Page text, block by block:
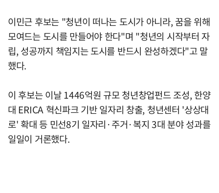
이민근 후보는 "청년이 떠나는 도시가 아니라, 꿈을 위해
모여드는 도시를 만들어야 한다"며 "청년의 시작부터 자
립, 성공까지 책임지는 도시를 반드시 완성하겠다"고 말
했다.
이 후보는 이날 1446억원 규모 청년창업펀드 조성, 한양
대 ERICA 혁신파크 기반 일자리 창출, 청년센터 '상상대
로' 확대 등 민선8기 일자리·주거·복지 3대 분야 성과를
일일이 거론했다.